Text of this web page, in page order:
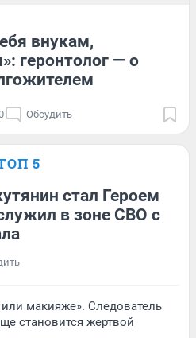
внукам,
геронтолог — о
Обсудить
5
стал Героем
в зоне СВО с
макияже». Следователь
становится жертвой